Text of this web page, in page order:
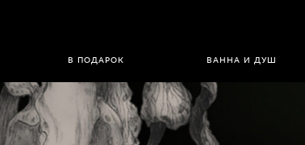
В ПОДАРОК ВАННА И ДУШ